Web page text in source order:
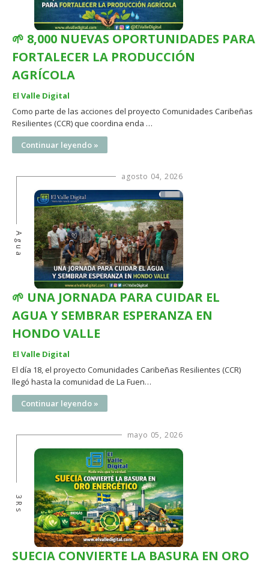
🌱 8,000 NUEVAS OPORTUNIDADES PARA
FORTALECER LA PRODUCCIÓN
AGRÍCOLA
El Valle Digital
Como parte de las acciones del proyecto Comunidades Caribeñas
Resilientes (CCR) que coordina enda …
Continuar leyendo »
agosto 04, 2026
Agua
🌱 UNA JORNADA PARA CUIDAR EL
AGUA Y SEMBRAR ESPERANZA EN
HONDO VALLE
El Valle Digital
El día 18, el proyecto Comunidades Caribeñas Resilientes (CCR)
llegó hasta la comunidad de La Fuen…
Continuar leyendo »
mayo 05, 2026
3Rs
SUECIA CONVIERTE LA BASURA EN ORO